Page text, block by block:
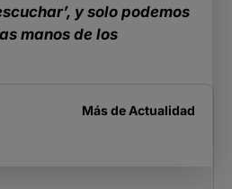
y solo podemos
manos de los
Más de Actualidad